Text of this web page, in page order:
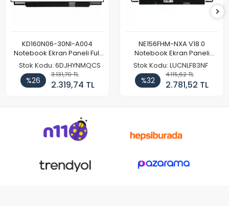
KD160N06-30NI-A004
Notebook Ekran Paneli Full
HD
Stok Kodu: 6DJHYNMQCS
%26
3.131,70 TL
2.319,74 TL
NE156FHM-NXA V18.0
Notebook Ekran Paneli
144Hz
Stok Kodu: LUCNLF83NF
%32
4.115,62 TL
2.781,52 TL